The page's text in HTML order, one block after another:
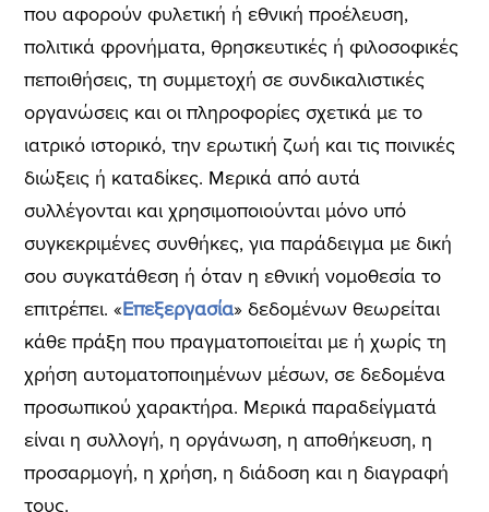
που αφορούν φυλετική ή εθνική προέλευση,
πολιτικά φρονήματα, θρησκευτικές ή φιλοσοφικές
πεποιθήσεις, τη συμμετοχή σε συνδικαλιστικές
οργανώσεις και οι πληροφορίες σχετικά με το
ιατρικό ιστορικό, την ερωτική ζωή και τις ποινικές
διώξεις ή καταδίκες. Μερικά από αυτά
συλλέγονται και χρησιμοποιούνται μόνο υπό
συγκεκριμένες συνθήκες, για παράδειγμα με δική
σου συγκατάθεση ή όταν η εθνική νομοθεσία το
επιτρέπει. «Επεξεργασία» δεδομένων θεωρείται
κάθε πράξη που πραγματοποιείται με ή χωρίς τη
χρήση αυτοματοποιημένων μέσων, σε δεδομένα
προσωπικού χαρακτήρα. Μερικά παραδείγματά
είναι η συλλογή, η οργάνωση, η αποθήκευση, η
προσαρμογή, η χρήση, η διάδοση και η διαγραφή
τους.